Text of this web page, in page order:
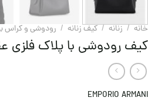
خانه / زنانه / کیف زنانه / رودوشی و کراس
کیف رودوشی با پلاک فلزی
EMPORIO ARMANI